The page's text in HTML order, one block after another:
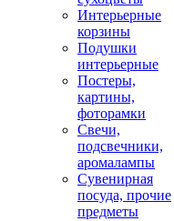
Интерьерные
корзины
Подушки
интерьерные
Постеры,
картины,
фоторамки
Свечи,
подсвечники,
аромалампы
Сувенирная
посуда, прочие
предметы